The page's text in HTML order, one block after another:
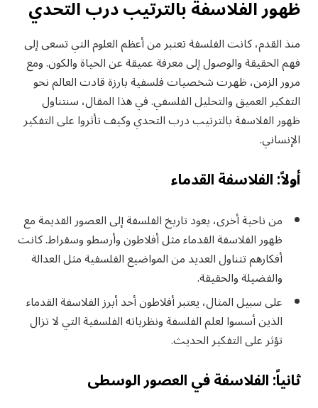
ظهور الفلاسفة بالترتيب درب التحدي
منذ القدم، كانت الفلسفة تعتبر من أعظم العلوم التي تسعى إلى
فهم الحقيقة والوصول إلى معرفة عميقة عن الحياة والكون. ومع
مرور الزمن، ظهرت شخصيات فلسفية بارزة قادت العالم نحو
التفكير العميق والتحليل الفلسفي. في هذا المقال، سنتناول
ظهور الفلاسفة بالترتيب درب التحدي وكيف تأثروا على التفكير
الإنساني.
أولاً: الفلاسفة القدماء
من ناحية أخرى، يعود تاريخ الفلسفة إلى العصور القديمة مع
ظهور الفلاسفة القدماء مثل أفلاطون وأرسطو وسقراط. كانت
أفكارهم تتناول العديد من المواضيع الفلسفية مثل العدالة
والفضيلة والحقيقة.
على سبيل المثال، يعتبر أفلاطون أحد أبرز الفلاسفة القدماء
الذين أسسوا لعلم الفلسفة ونظرياته الفلسفية التي لا تزال
تؤثر على التفكير الحديث.
ثانياً: الفلاسفة في العصور الوسطى